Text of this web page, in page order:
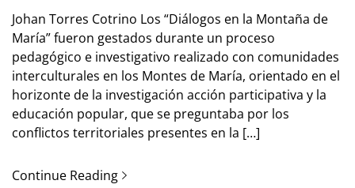
Johan Torres Cotrino Los “Diálogos en la Montaña de
María” fueron gestados durante un proceso
pedagógico e investigativo realizado con comunidades
interculturales en los Montes de María, orientado en el
horizonte de la investigación acción participativa y la
educación popular, que se preguntaba por los
conflictos territoriales presentes en la […]
Continue Reading